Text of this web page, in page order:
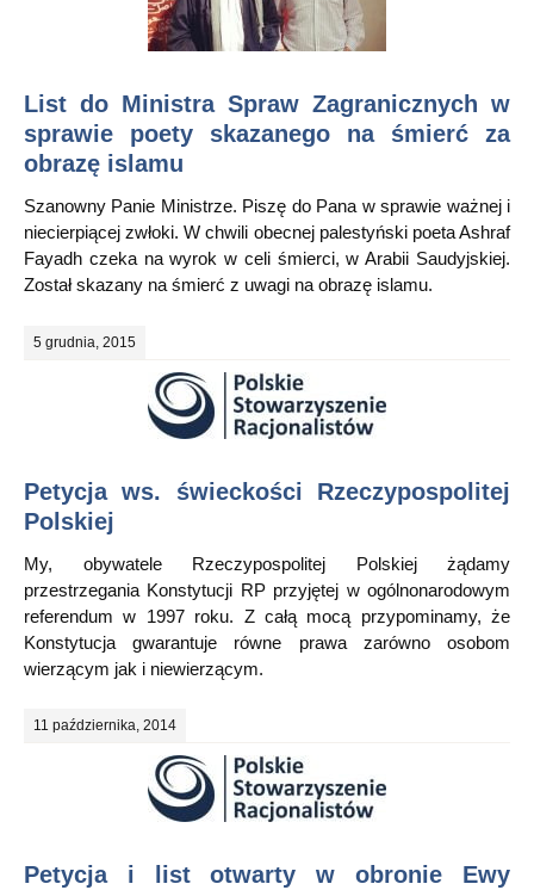
List do Ministra Spraw Zagranicznych w
sprawie poety skazanego na śmierć za
obrazę islamu
Szanowny Panie Ministrze. Piszę do Pana w sprawie ważnej i
niecierpiącej zwłoki. W chwili obecnej palestyński poeta Ashraf
Fayadh czeka na wyrok w celi śmierci, w Arabii Saudyjskiej.
Został skazany na śmierć z uwagi na obrazę islamu.
5 grudnia, 2015
Petycja ws. świeckości Rzeczypospolitej
Polskiej
My, obywatele Rzeczypospolitej Polskiej żądamy
przestrzegania Konstytucji RP przyjętej w ogólnonarodowym
referendum w 1997 roku. Z całą mocą przypominamy, że
Konstytucja gwarantuje równe prawa zarówno osobom
wierzącym jak i niewierzącym.
11 października, 2014
Petycja i list otwarty w obronie Ewy